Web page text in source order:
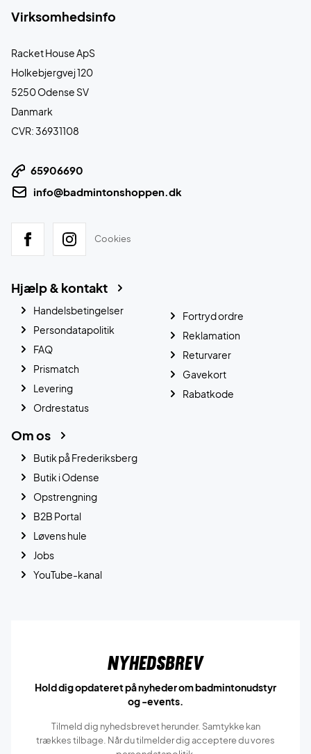
Virksomhedsinfo
Racket House ApS
Holkebjergvej 120
5250 Odense SV
Danmark
CVR: 36931108
65906690
info@badmintonshoppen.dk
Cookies
Hjælp & kontakt
Handelsbetingelser
Persondatapolitik
FAQ
Prismatch
Levering
Ordrestatus
Fortryd ordre
Reklamation
Returvarer
Gavekort
Rabatkode
Om os
Butik på Frederiksberg
Butik i Odense
Opstrengning
B2B Portal
Løvens hule
Jobs
YouTube-kanal
Nyhedsbrev
Hold dig opdateret på nyheder om badmintonudstyr
og -events.
Tilmeld dig nyhedsbrevet herunder. Samtykke kan
trækkes tilbage. Når du tilmelder dig acceptere du vores